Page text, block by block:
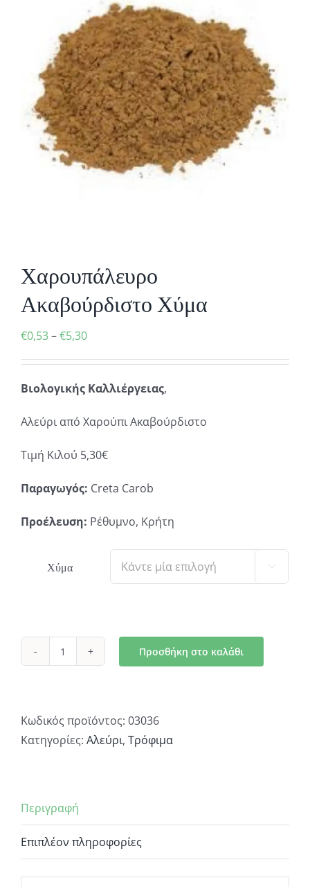
Χαρουπάλευρο
Ακαβούρδιστο Χύμα
€0,53–€5,30Price
through
Βιολογικής Καλλιέργειας,
Αλεύρι από Χαρούπι Ακαβούρδιστο
Τιμή Κιλού 5,30€
Παραγωγός: Creta Carob
Προέλευση: Ρέθυμνο, Κρήτη
Χύμα 
Χαρουπάλευρο
ποσότητα
Προσθήκη στο καλάθι
Κωδικός προϊόντος: 03036
Κατηγορίες: Αλεύρι, Τρόφιμα
Περιγραφή
Επιπλέον πληροφορίες